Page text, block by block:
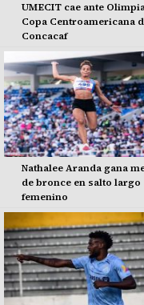
UMECIT cae ante
Copa Centroamericana
Concacaf
Nathalee Aranda gana
de bronce en salto largo
femenino